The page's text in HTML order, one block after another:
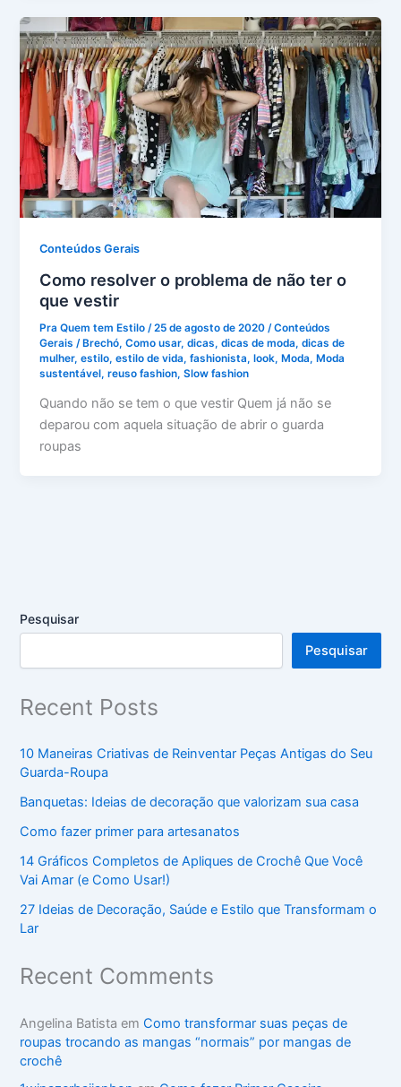
Conteúdos Gerais
Como resolver o problema de não ter o
que vestir
Pra Quem tem Estilo /25 de agosto de 2020 /Conteúdos
Gerais /Brechó,Como usar,dicas,dicas de moda,dicas de
mulher,estilo,estilo de vida,fashionista,look,Moda,Moda
sustentável,reuso fashion,Slow fashion
Quando não se tem o que vestir Quem já não se
deparou com aquela situação de abrir o guarda
roupas
Pesquisar
Pesquisar
Recent Posts
10 Maneiras Criativas de Reinventar Peças Antigas do Seu
Guarda-Roupa
Banquetas: Ideias de decoração que valorizam sua casa
Como fazer primer para artesanatos
14 Gráficos Completos de Apliques de Crochê Que Você
Vai Amar (e Como Usar!)
27 Ideias de Decoração, Saúde e Estilo que Transformam o
Lar
Recent Comments
Angelina Batista em Como transformar suas peças de
roupas trocando as mangas “normais” por mangas de
crochê